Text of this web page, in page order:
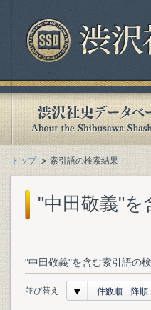
トップ 索引語の検索結果
"中田敬義"を
"中田敬義"を含む索引語
並び替え 件数順 降順